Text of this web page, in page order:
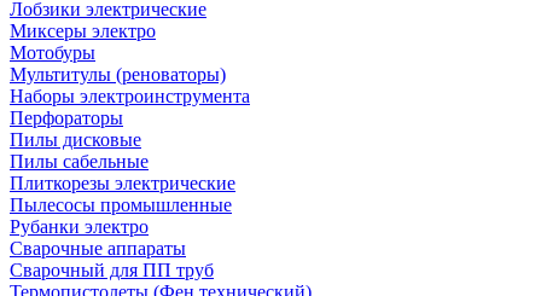
Лобзики электрические
Миксеры электро
Мотобуры
Мультитулы (реноваторы)
Наборы электроинструмента
Перфораторы
Пилы дисковые
Пилы сабельные
Плиткорезы электрические
Пылесосы промышленные
Рубанки электро
Сварочные аппараты
Сварочный для ПП труб
Термопистолеты (Фен технический)